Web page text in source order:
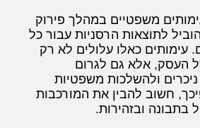
משפטיים במהלך פירוק
לתוצאות הרסניות עבור כל
עימותים כאלו עלולים לא רק
העסק, אלא גם לגרום
ולהשלכות משפטיות
חשוב להבין את המורכבות
בתבונה ובזהירות.